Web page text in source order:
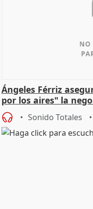
Ángeles Férriz
por los aires" la
SMA
Sonido Totales